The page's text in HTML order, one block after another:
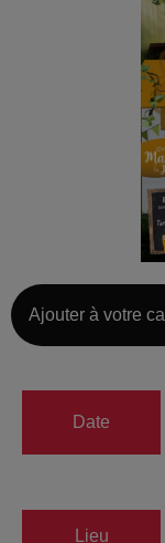
Ajouter à votre
Date
Lieu